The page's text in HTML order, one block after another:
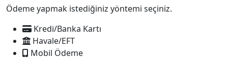
Ödeme yapmak istediğiniz yöntemi seçiniz.
Kredi/Banka Kartı
Havale/EFT
Mobil Ödeme